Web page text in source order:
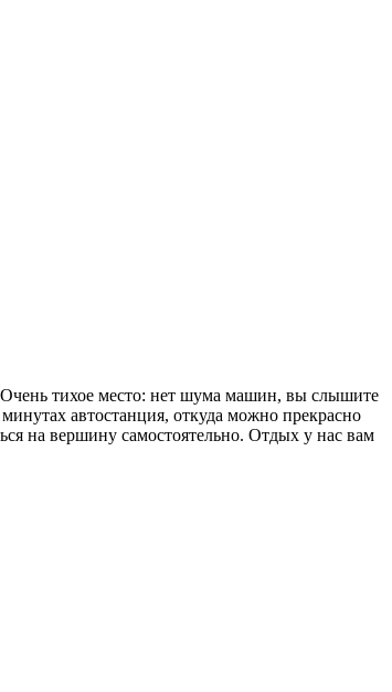
тихое место: нет шума машин, вы слышите
автостанция, откуда можно прекрасно
на вершину самостоятельно. Отдых у нас вам